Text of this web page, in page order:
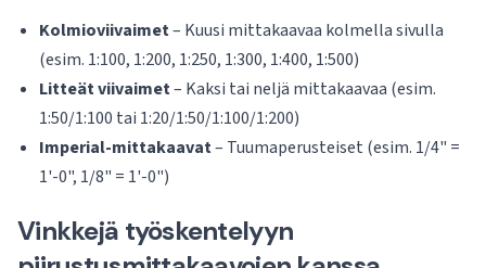
Kolmioviivaimet– Kuusi mittakaavaa kolmella sivulla
(esim. 1:100, 1:200, 1:250, 1:300, 1:400, 1:500)
Litteät viivaimet– Kaksi tai neljä mittakaavaa (esim.
1:50/1:100 tai 1:20/1:50/1:100/1:200)
Imperial-mittakaavat– Tuumaperusteiset (esim. 1/4" =
1'-0", 1/8" = 1'-0")
Vinkkejä työskentelyyn